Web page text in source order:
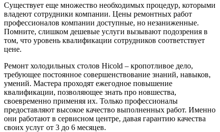
Существует еще множество необходимых процедур, которыми
владеют сотрудники компании. Цены ремонтных работ
профессионалов компании доступные, но незаниженные.
Помните, слишком дешевые услуги вызывают подозрения в
том, что уровень квалификации сотрудников соответствует
цене.
Ремонт холодильных столов Hicold – кропотливое дело,
требующее постоянное совершенствование знаний, навыков,
умений. Мастера проходят ежегодное повышение
квалификации, позволяющее знать про новшества,
своевременно применяя их. Только профессионалы
предоставляют высокое качество выполненных работ. Именно
они работают в сервисном центре, давая гарантию качества
своих услуг от 3 до 6 месяцев.